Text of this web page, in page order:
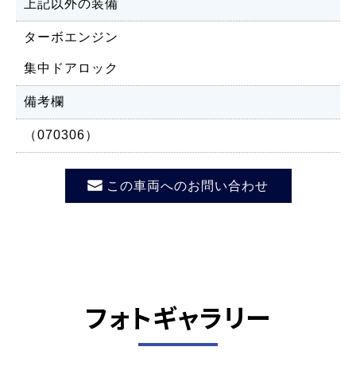
上記以外の装備
ターボエンジン
集中ドアロック
備考欄
（070306）
この車両へのお問い合わせ
フォトギャラリー